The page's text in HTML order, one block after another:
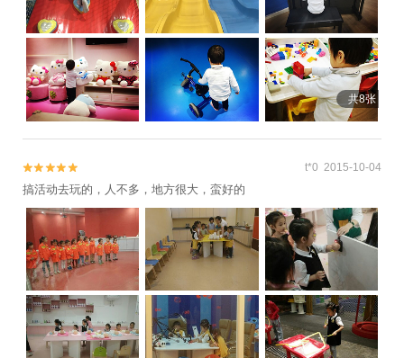
共8张

 t*0 2015-10-04
搞活动去玩的，人不多，地方很大，蛮好的